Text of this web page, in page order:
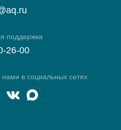
поддержка
26-00
в социальных сетях